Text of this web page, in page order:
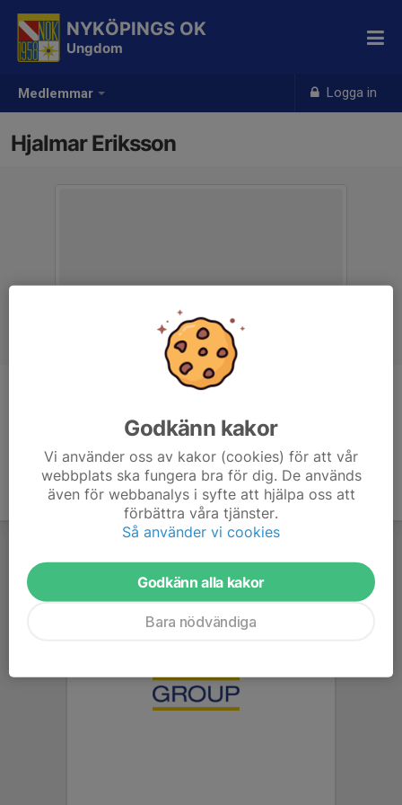
Medlemmar Logga in
NYKÖPINGS OK
Ungdom
Hjalmar Eriksson
Godkänn kakor
Vi använder oss av kakor (cookies) för att vår
webbplats ska fungera bra för dig. De används
även för webbanalys i syfte att hjälpa oss att
förbättra våra tjänster.
Så använder vi cookies
Godkänn alla kakor
Bara nödvändiga